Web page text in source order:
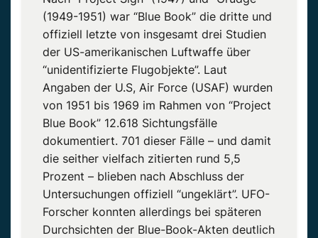
(1949-1951) war “Blue Book” die dritte und
offiziell letzte von insgesamt drei Studien
der US-amerikanischen Luftwaffe über
“unidentifizierte Flugobjekte”. Laut
Angaben der U.S, Air Force (USAF) wurden
von 1951 bis 1969 im Rahmen von “Project
Blue Book” 12.618 Sichtungsfälle
dokumentiert. 701 dieser Fälle – und damit
die seither vielfach zitierten rund 5,5
Prozent – blieben nach Abschluss der
Untersuchungen offiziell “ungeklärt”. UFO-
Forscher konnten allerdings bei späteren
Durchsichten der Blue-Book-Akten deutlich